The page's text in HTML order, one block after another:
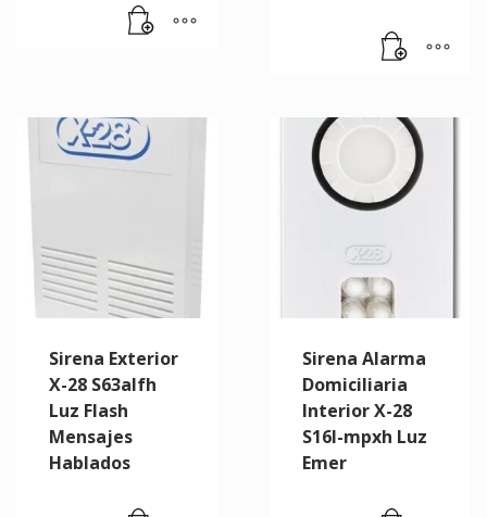
Sirena Exterior
X-28 S63alfh
Luz Flash
Mensajes
Hablados
Sirena Alarma
Domiciliaria
Interior X-28
S16l-mpxh Luz
Emer